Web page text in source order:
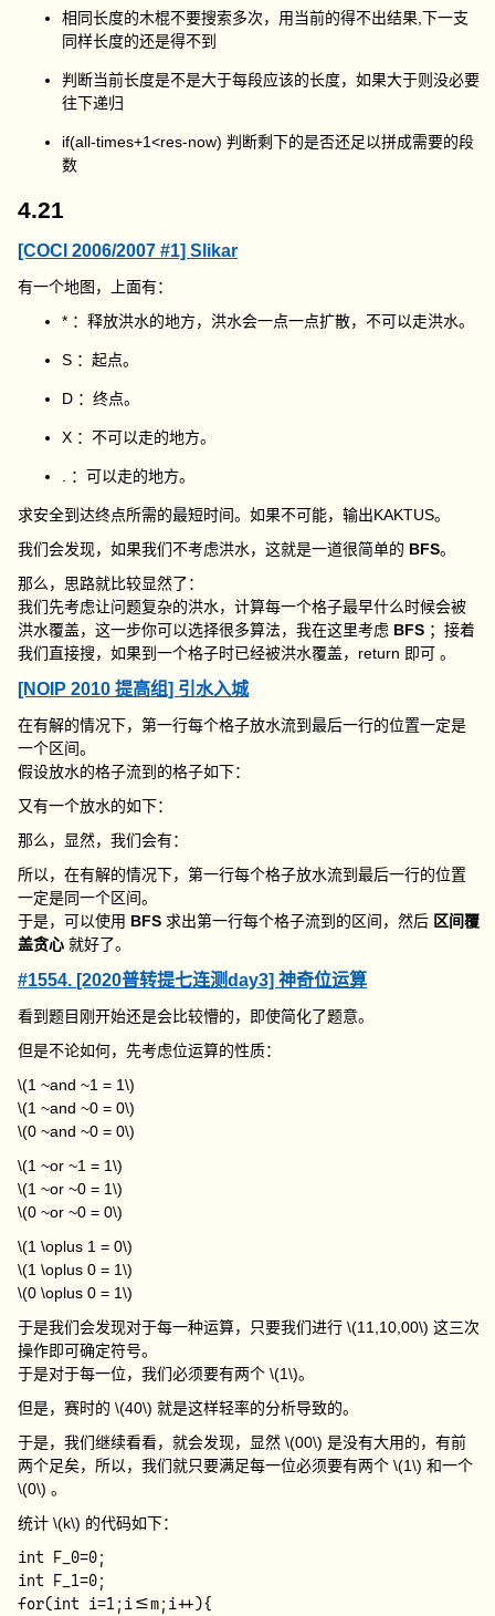
相同长度的木棍不要搜索多次，用当前的得不出结果,下一支
同样长度的还是得不到
判断当前长度是不是大于每段应该的长度，如果大于则没必要
往下递归
if(all-times+1<res-now) 判断剩下的是否还足以拼成需要的段
数
4.21
[COCI 2006/2007 #1] Slikar
有一个地图，上面有：
* ：释放洪水的地方，洪水会一点一点扩散，不可以走洪水。
S ：起点。
D ：终点。
X ：不可以走的地方。
：可以走的地方。
求安全到达终点所需的最短时间。如果不可能，输出KAKTUS。
我们会发现，如果我们不考虑洪水，这就是一道很简单的 BFS。
那么，思路就比较显然了：
我们先考虑让问题复杂的洪水，计算每一个格子最早什么时候会被
洪水覆盖，这一步你可以选择很多算法，我在这里考虑 BFS ；接着
我们直接搜，如果到一个格子时已经被洪水覆盖， return 即可 。
[NOIP 2010 提高组] 引水入城
在有解的情况下，第一行每个格子放水流到最后一行的位置一定是
一个区间。
假设放水的格子流到的格子如下：
又有一个放水的如下：
那么，显然，我们会有：
所以，在有解的情况下，第一行每个格子放水流到最后一行的位置
一定是同一个区间。
于是，可以使用 BFS 求出第一行每个格子流到的区间，然后 区间覆
盖贪心 就好了。
#1554. [2020普转提七连测day3] 神奇位运算
看到题目刚开始还是会比较懵的，即使简化了题意。
但是不论如何，先考虑位运算的性质：
\(1 ~and ~1 = 1\)
\(1 ~and ~0 = 0\)
\(0 ~and ~0 = 0\)
\(1 ~or ~1 = 1\)
\(1 ~or ~0 = 1\)
\(0 ~or ~0 = 0\)
\(1 \oplus 1 = 0\)
\(1 \oplus 0 = 1\)
\(0 \oplus 0 = 1\)
于是我们会发现对于每一种运算，只要我们进行\(11,10,00\) 这三次
操作即可确定符号。
于是对于每一位，我们必须要有两个\(1\)。
但是，赛时的\(40\) 就是这样轻率的分析导致的。
于是，我们继续看看，就会发现，显然\(00\) 是没有大用的，有前
两个足矣，所以，我们就只要满足每一位必须要有两个\(1\) 和一个
\(0\) 。
统计\(k\) 的代码如下：
int F_0=0;
int F_1=0;
for(int i=1;i<=m;i++){